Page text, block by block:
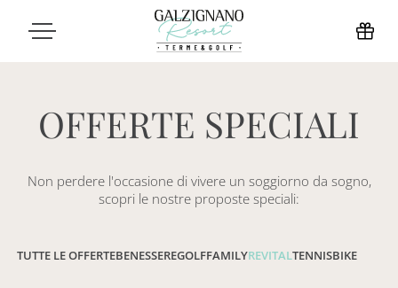
OFFERTE SPECIALI
Non perdere l'occasione di vivere un soggiorno da sogno,
scopri le nostre proposte speciali:
TUTTE LE OFFERTEBENESSEREGOLFFAMILYREVITALTENNISBIKE